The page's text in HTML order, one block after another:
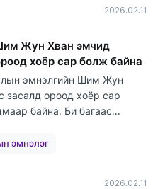
2026.02.11
Жун Хван эмчид
хоёр сар болж байна
эмнэлгийн Шим Жун
засалд ороод хоёр сар
байна. Би багаас...
эмнэлэг
2026.02.11